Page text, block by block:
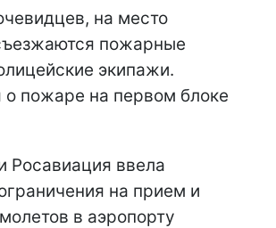
на место
пожарные
экипажи.
пожаре на первом блоке
Росавиация ввела
на прием и
в аэропорту